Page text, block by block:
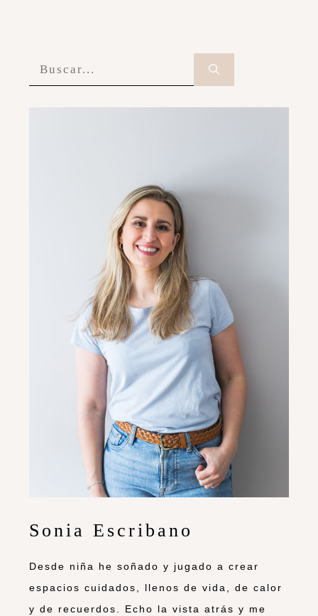
Sonia Escribano
Desde niña he soñado y jugado a crear
espacios cuidados, llenos de vida, de calor
y de recuerdos. Echo la vista atrás y me